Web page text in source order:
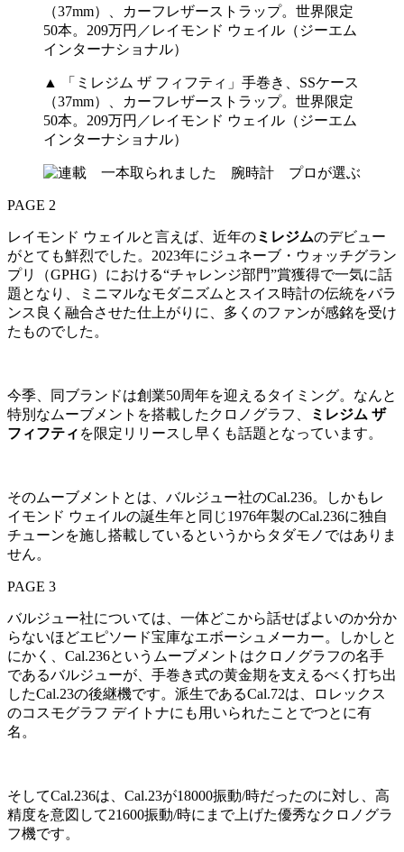
▲ 「ミレジム ザ フィフティ」手巻き、SSケース
（37mm）、カーフレザーストラップ。世界限定
50本。209万円／レイモンド ウェイル（ジーエム
インターナショナル）
PAGE 2
レイモンド ウェイルと言えば、近年のミレジムのデビュー
がとても鮮烈でした。2023年にジュネーブ・ウォッチグラン
プリ（GPHG）における“チャレンジ部門”賞獲得で一気に話
題となり、ミニマルなモダニズムとスイス時計の伝統をバラ
ンス良く融合させた仕上がりに、多くのファンが感銘を受け
たものでした。
今季、同ブランドは創業50周年を迎えるタイミング。なんと
特別なムーブメントを搭載したクロノグラフ、
ミレジム ザ
フィフティ を限定リリースし早くも話題となっています。
そのムーブメントとは、バルジュー社のCal.236。しかもレ
イモンド ウェイルの誕生年と同じ1976年製のCal.236に独自
チューンを施し搭載しているというからタダモノではありま
せん。
PAGE 3
バルジュー社については、一体どこから話せばよいのか分か
らないほどエピソード宝庫なエボーシュメーカー。しかしと
にかく、Cal.236というムーブメントはクロノグラフの名手
であるバルジューが、手巻き式の黄金期を支えるべく打ち出
したCal.23の後継機です。派生であるCal.72は、ロレックス
のコスモグラフ デイトナにも用いられたことでつとに有
名。
そしてCal.236は、Cal.23が18000振動/時だったのに対し、高
精度を意図して21600振動/時にまで上げた優秀なクロノグラ
フ機です。